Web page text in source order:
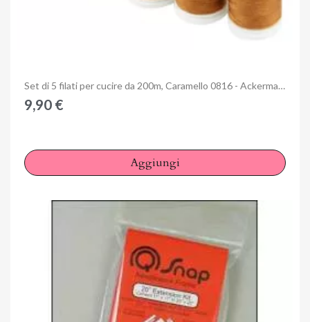
Anteprima Set di 5 filati per cucire da 200m, Caramello 0816 - Ackermann Universal 120
9,90 €
Aggiungi